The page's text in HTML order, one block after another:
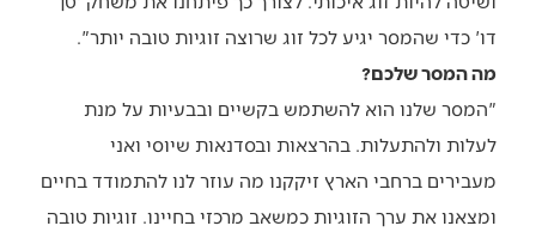
דו' כדי שהמסר יגיע לכל זוג שרוצה זוגיות טובה יותר".
מה המסר שלכם?
"המסר שלנו הוא להשתמש בקשיים ובבעיות על מנת
לעלות ולהתעלות. בהרצאות ובסדנאות שיוסי ואני
מעבירים ברחבי הארץ זיקקנו מה עוזר לנו להתמודד בחיים
ומצאנו את ערך הזוגיות כמשאב מרכזי בחיינו. זוגיות טובה